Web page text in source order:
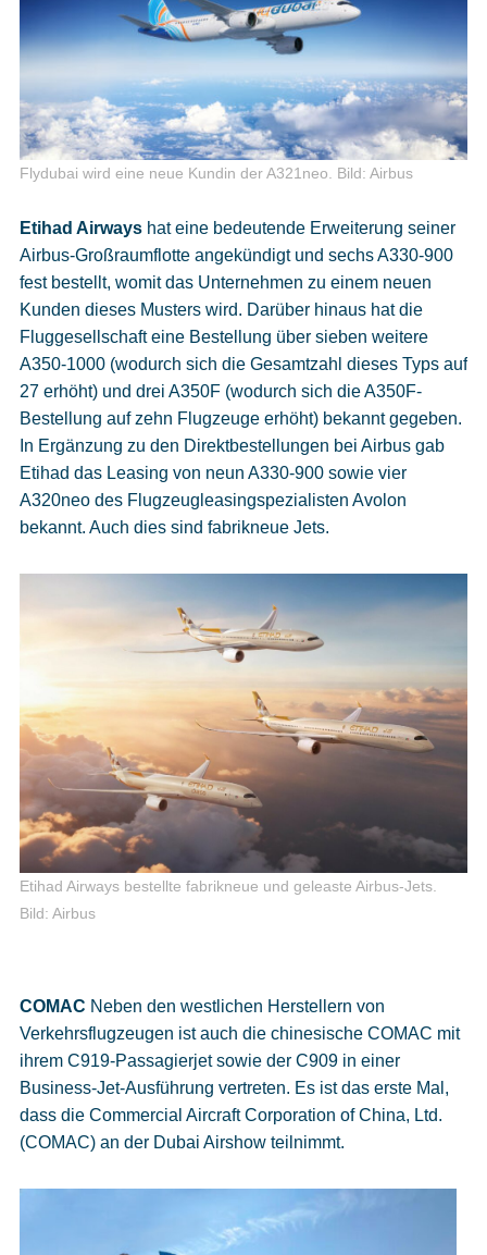
Flydubai wird eine neue Kundin der A321neo. Bild: Airbus
Etihad Airwayshat eine bedeutende Erweiterung seiner
Airbus-Großraumflotte angekündigt und sechs A330-900
fest bestellt, womit das Unternehmen zu einem neuen
Kunden dieses Musters wird. Darüber hinaus hat die
Fluggesellschaft eine Bestellung über sieben weitere
A350-1000 (wodurch sich die Gesamtzahl dieses Typs auf
27 erhöht) und drei A350F (wodurch sich die A350F-
Bestellung auf zehn Flugzeuge erhöht) bekannt gegeben.
In Ergänzung zu den Direktbestellungen bei Airbus gab
Etihad das Leasing von neun A330-900 sowie vier
A320neo des Flugzeugleasingspezialisten Avolon
bekannt. Auch dies sind fabrikneue Jets.
Etihad Airways bestellte fabrikneue und geleaste Airbus-Jets.
Bild: Airbus
COMAC Neben den westlichen Herstellern von
Verkehrsflugzeugen ist auch die chinesische COMAC mit
ihrem C919-Passagierjet sowie der C909 in einer
Business-Jet-Ausführung vertreten. Es ist das erste Mal,
dass die Commercial Aircraft Corporation of China, Ltd.
(COMAC) an der Dubai Airshow teilnimmt.